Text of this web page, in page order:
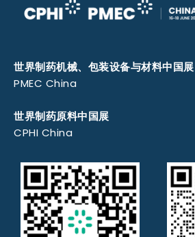
世界制药机械、包装设备与材料中国展
PMEC China
世界制药原料中国展
CPHI China